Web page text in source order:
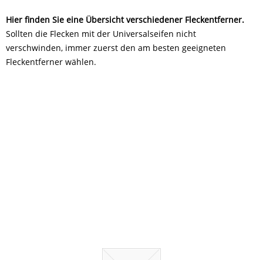
Hier finden Sie eine Übersicht verschiedener Fleckentferner.
Sollten die Flecken mit der Universalseifen nicht
verschwinden, immer zuerst den am besten geeigneten
Fleckentferner wählen.